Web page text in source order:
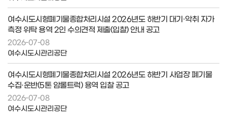
여수시도시형폐기물종합처리시설 2026년도 하반기 대기·악취 자가
측정 위탁 용역 2인 수의견적 제출(입찰) 안내 공고
2026-07-08
여수시도시관리공단
여수시도시형폐기물종합처리시설 2026년도 하반기 사업장 폐기물
수집·운반(5톤 암롤트럭) 용역 입찰 공고
2026-07-08
여수시도시관리공단